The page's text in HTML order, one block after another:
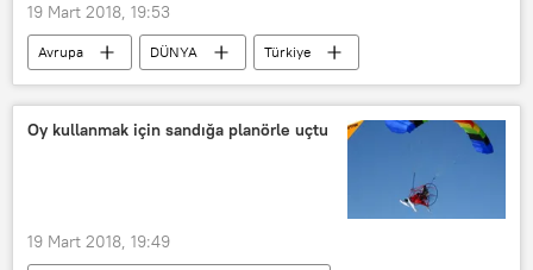
19 Mart 2018, 19:53
Avrupa DÜNYA
Türkiye
Haberler
TÜRKİYE
Antalya
Rusya
Oy kullanmak için sandığa planörle uçtu
19 Mart 2018, 19:49